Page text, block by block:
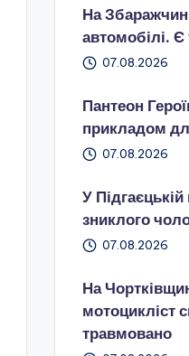
На
автомобілі. Є
07.08.2026
Пантеон
прикладом
07.08.2026
У Підгаєцькій
зниклого
07.08.2026
На
мотоцикліст
травмовано